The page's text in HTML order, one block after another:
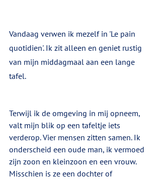
Vandaag verwen ik mezelf in 'Le pain
quotidien'. Ik zit alleen en geniet rustig
van mijn middagmaal aan een lange
tafel.
Terwijl ik de omgeving in mij opneem,
valt mijn blik op een tafeltje iets
verderop. Vier mensen zitten samen. Ik
onderscheid een oude man, ik vermoed
zijn zoon en kleinzoon en een vrouw.
Misschien is ze een dochter of